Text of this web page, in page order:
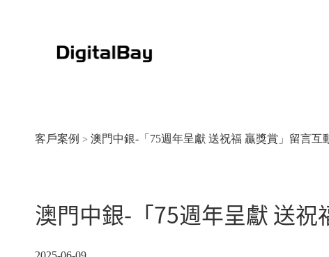
客戶案例 > 澳門中銀-「75週年呈獻 送祝福 贏獎賞」留言互
澳門中銀-「75週年呈獻 送祝